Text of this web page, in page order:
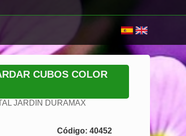
CUBOS COLOR
JARDIN DURAMAX
Código: 40452